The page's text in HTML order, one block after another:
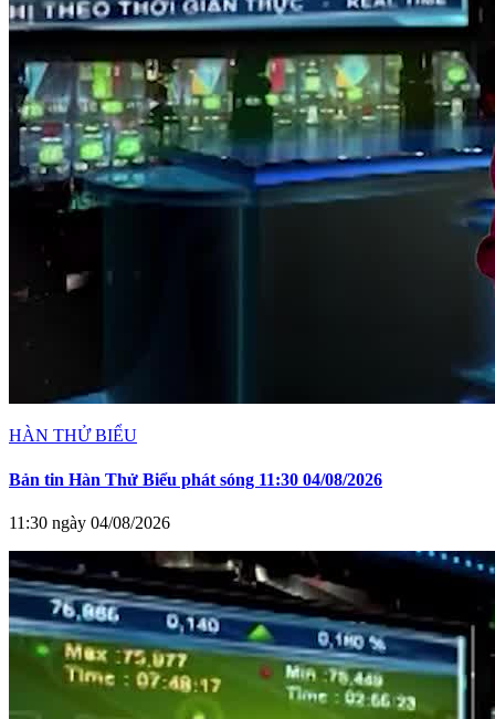
HÀN THỬ BIỂU
Bản tin Hàn Thử Biểu phát sóng 11:30 04/08/2026
11:30 ngày 04/08/2026